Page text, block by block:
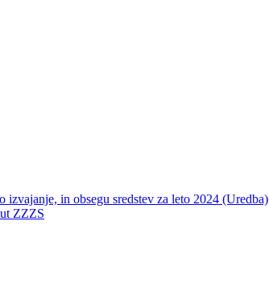
in obsegu sredstev za leto 2024 (Uredba)
ZZZS